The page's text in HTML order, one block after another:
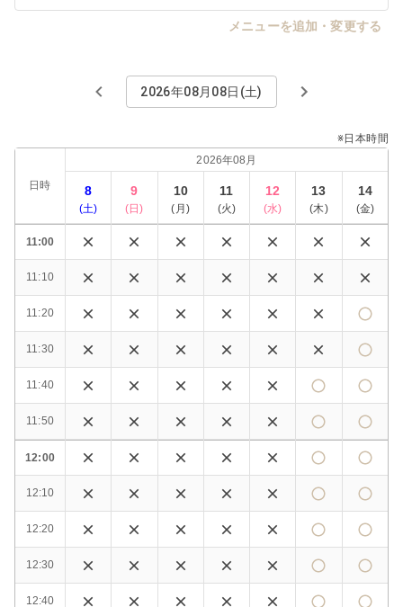
メニューを追加・変更する
2026年08月08日(土)
※日本時間
日時
2026年08月
8
(土)
9
(日)
10
( 月 )
11
(火)
12
(水)
13
(木)
14
(金)
11:00
11:10
11:20
11:30
11:40
11:50
12:00
12:10
12:20
12:30
12:40